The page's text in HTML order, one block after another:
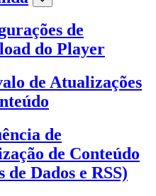
de
do Player
de Atualizações
de
de Conteúdo
de Dados e RSS)